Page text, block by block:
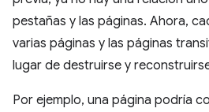
pestañas y las páginas. Ahora,
varias páginas y las páginas
lugar de destruirse y
Por ejemplo, una página podría